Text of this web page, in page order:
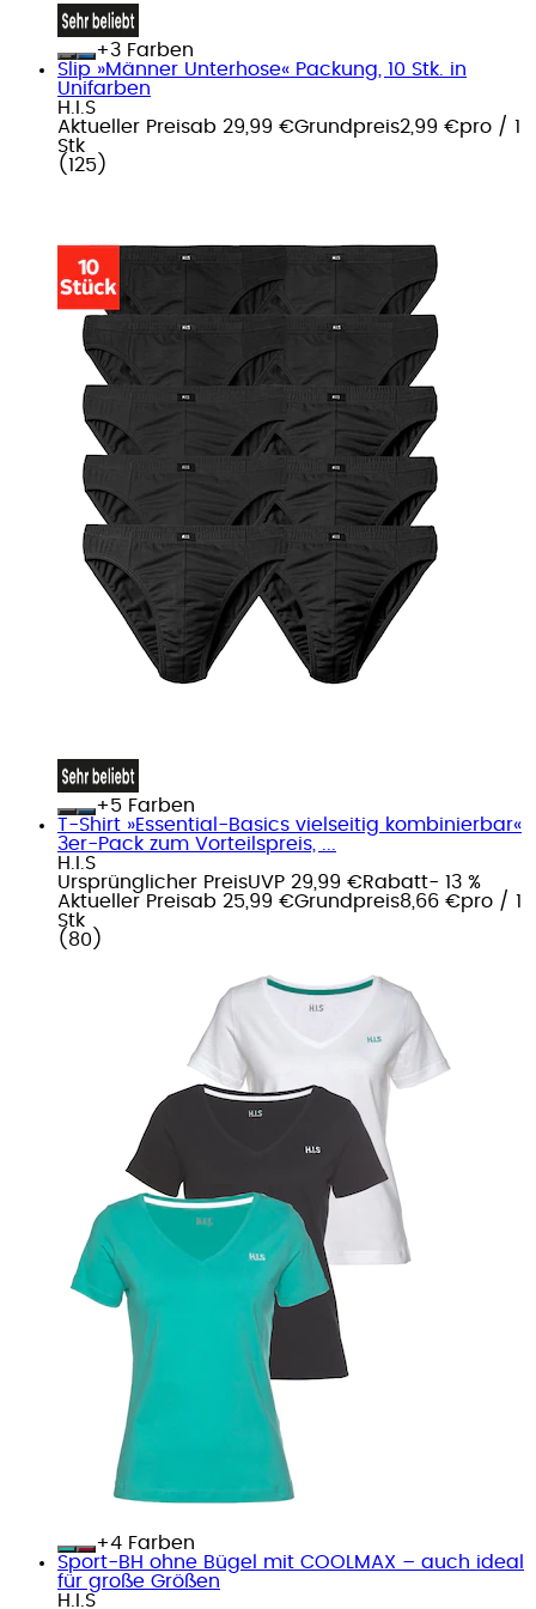
+
Farben
Slip »Männer Unterhose« Packung, 10 Stk. in
Unifarben
H.I.S
Aktueller Preisab 29,99 €Grundpreis2,99 €pro / 1
Stk
( 125 )
+
Farben
T-Shirt »Essential-Basics vielseitig kombinierbar«
3er-Pack zum Vorteilspreis, ...
H.I.S
Ursprünglicher PreisUVP 29,99 €Rabatt- 13 %
Aktueller Preisab 25,99 €Grundpreis8,66 €pro / 1
Stk
( 80 )
+
Farben
Sport-BH ohne Bügel mit COOLMAX – auch ideal
für große Größen
H.I.S